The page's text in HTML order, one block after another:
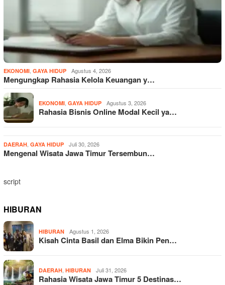
EKONOMI GAYA HIDUP Agustus 4, 2026
Mengungkap Rahasia Kelola Keuangan y…
EKONOMI GAYA HIDUP Agustus 3, 2026
Rahasia Bisnis Online Modal Kecil ya…
DAERAH GAYA HIDUP Juli 30, 2026
Mengenal Wisata Jawa Timur Tersembun…
script
HIBURAN
HIBURAN Agustus 1, 2026
Kisah Cinta Basil dan Elma Bikin Pen…
DAERAH HIBURAN Juli 31, 2026
Rahasia Wisata Jawa Timur 5 Destinas…